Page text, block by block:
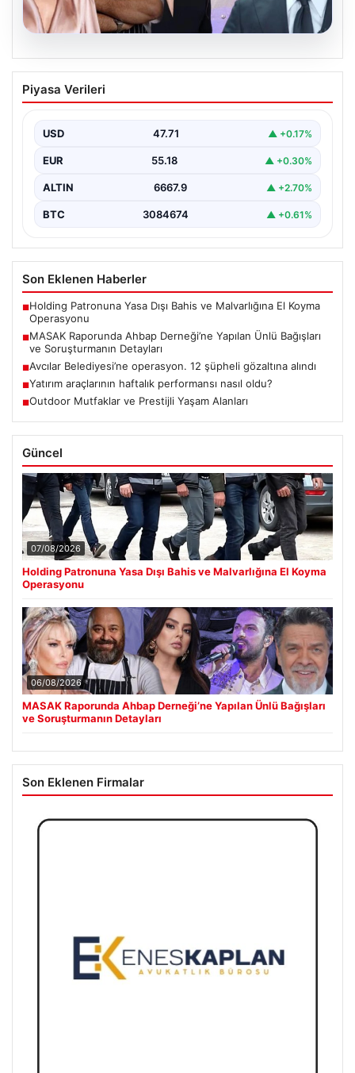
06.08.2026
MASAK Raporunda Ahbap Derneği’ne
Yapılan Ünlü Bağışları ve Soruşturmanın
Ahbap Derneği'ne yönelik devam eden soruşturma
incelemesi yapıldı. Mali…
Piyasa Verileri
USD 47.71 ▲ +0.17%
EUR 55.18 ▲ +0.30%
ALTIN 6667.9 ▲ +2.70%
BTC 3084674 ▲ +0.61%
Son Eklenen Haberler
■Holding Patronuna Yasa Dışı Bahis ve Malvarlığına El Koyma
Operasyonu
■MASAK Raporunda Ahbap Derneği’ne Yapılan Ünlü Bağışları
ve Soruşturmanın Detayları
■Avcılar Belediyesi’ne operasyon. 12 şüpheli gözaltına alındı
■Yatırım araçlarının haftalık performansı nasıl oldu?
■Outdoor Mutfaklar ve Prestijli Yaşam Alanları
Güncel
07/08/2026
Holding Patronuna Yasa Dışı Bahis ve Malvarlığına El Koyma
Operasyonu
06/08/2026
MASAK Raporunda Ahbap Derneği’ne Yapılan Ünlü Bağışları
ve Soruşturmanın Detayları
Son Eklenen Firmalar